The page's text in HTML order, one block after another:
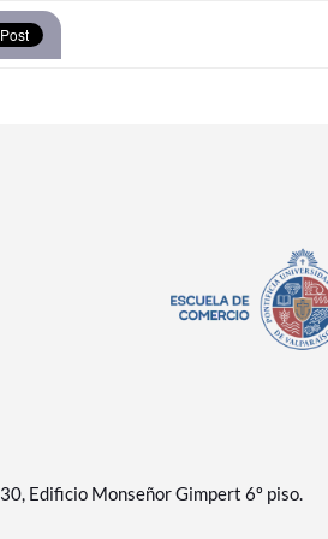
Edificio Monseñor Gimpert 6º piso.